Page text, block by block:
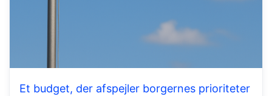
Et budget, der afspejler borgernes prioriteter